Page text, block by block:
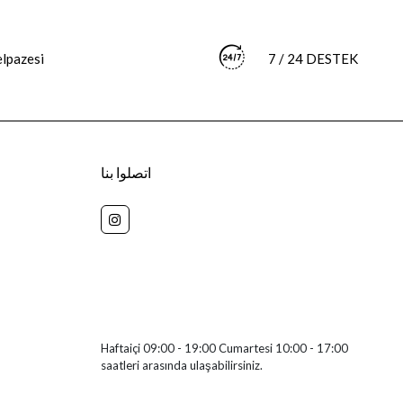
7 / 24 DESTEK
اتصلوا بنا
Haftaiçi 09:00 - 19:00 Cumartesi 10:00 - 17:00
saatleri arasında ulaşabilirsiniz.